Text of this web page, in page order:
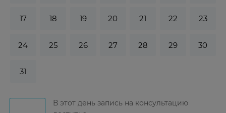
17 18 19 20 21 22 23
24 25 26 27 28 29 30
31
В этот день запись на консультацию